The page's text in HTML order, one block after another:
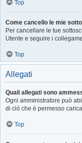
Top
Come cancello le mie
Per cancellare le tue
Utente e seguire i
Top
Allegati
Quali allegati sono
Ogni amministratore può
di ciò che è permesso
Top